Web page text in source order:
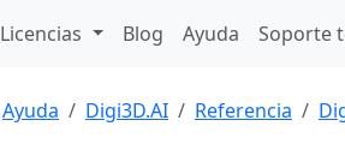
Licencias Blog Ayuda Soporte
Ayuda Digi3D.AI Referencia